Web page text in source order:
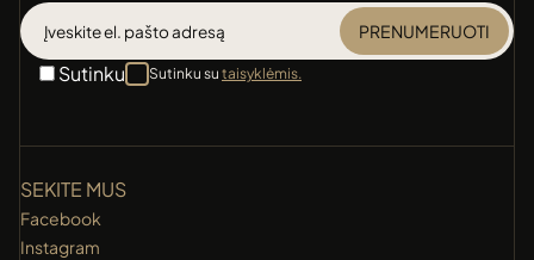
PRENUMERUOTI
Sutinku Sutinku su taisyklėmis.
SEKITE MUS
Facebook
Instagram